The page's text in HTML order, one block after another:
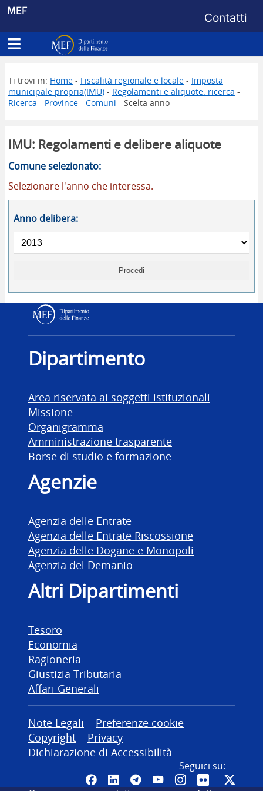
MEF Menu di
Contatti
Apri menu principale
Dipartimento delle Finanze
Ti trovi in: Home- Fiscalità regionale e locale- Imposta
municipale propria(IMU)- Regolamenti e aliquote: ricerca -
Ricerca - Province- Comuni - Scelta anno
IMU: Regolamenti e delibere aliquote
Comune selezionato:
Selezionare l'anno che interessa.
Anno delibera:
Dipartimento delle
Dipartimento
Area riservata ai soggetti istituzionali
Missione
Organigramma
Amministrazione trasparente
Borse di studio e formazione
Agenzie
Agenzia delle Entrate
Agenzia delle Entrate Riscossione
Agenzia delle Dogane e Monopoli
Agenzia del Demanio
Altri Dipartimenti
Tesoro
Economia
Ragioneria
Giustizia Tributaria
Affari Generali
Altre informazioni
Note Legali
Preferenze cookie
Copyright
Privacy
Dichiarazione di Accessibilità
Seguici su:
Pagina Facebook del MEF -
Canale LinkedIn del MEF
Canale Telegram del
Canale YouTube del
CanaleCanale